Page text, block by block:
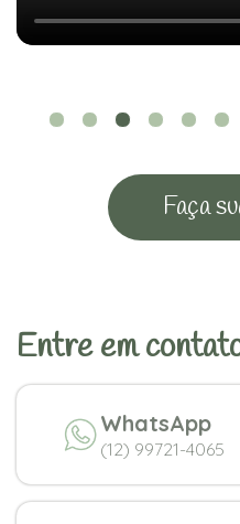
Faça
Entre em
WhatsApp
(12) 99721-4065